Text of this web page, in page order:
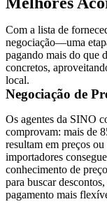
Com a lista de
negociação—uma
pagando mais do que
concretos,
local.
Negociação de
Os agentes da SINO
comprovam: mais de
resultam em preços
importadores
conhecimento de
para buscar
pagamento mais